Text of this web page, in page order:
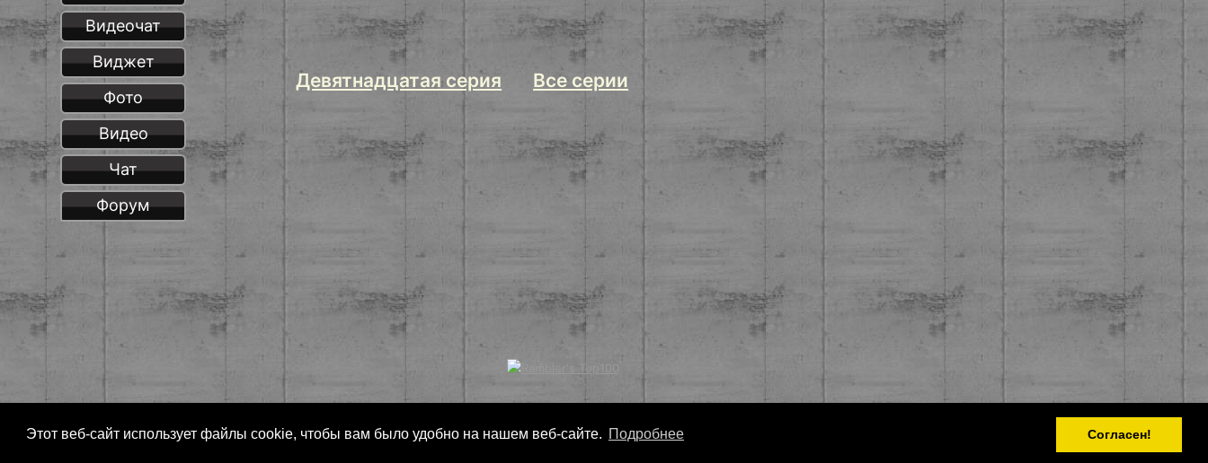
Этот веб-сайт использует файлы cookie, чтобы вам было удобно на нашем веб-сайте. Подробнее Согласен!
Девятнадцатая серия Все серии
Видеочат
Виджет
Фото
Видео
Чат
Форум
Copyright Nonarko2026 - Все права защищены